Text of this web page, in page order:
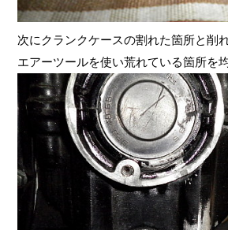
次にクランクケースの割れた箇所と削
エアーツールを使い荒れている箇所を